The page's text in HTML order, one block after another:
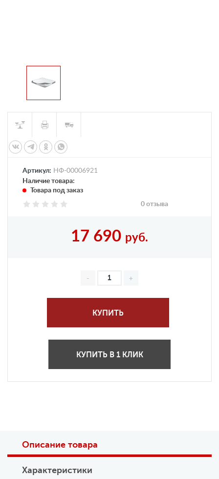
Артикул: НФ-00006921
Наличие товара:
Товара под заказ
0 отзыва
17 690 руб.
КУПИТЬ
КУПИТЬ В 1 КЛИК
Описание товара
Характеристики